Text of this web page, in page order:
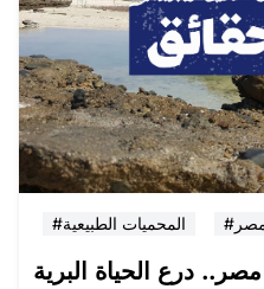
#المحميات الطبيعية
درع الحياة البرية